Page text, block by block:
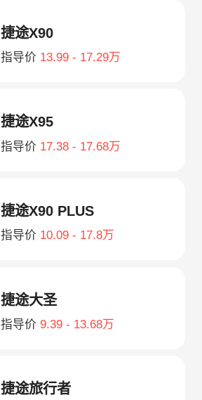
捷途X90
指导价 13.99 - 17.29万
捷途X95
指导价 17.38 - 17.68万
捷途X90 PLUS
指导价 10.09 - 17.8万
捷途大圣
指导价 9.39 - 13.68万
捷途旅行者